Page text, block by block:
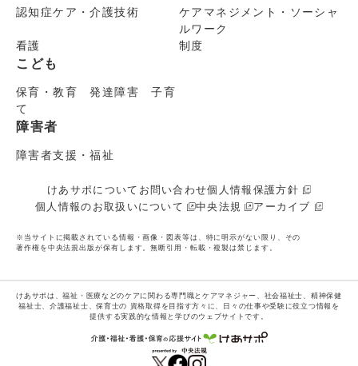
認知症ケア・介護技術
ケアマネジメント・ソーシャ
ルワーク
看護
制度
こども
保育・教育 発達障害 子育
て
障害者
障害者支援・福祉
けあサポについて お問い合わせ個人情報保護方針
個人情報のお取扱いについて
中央法規 アーカイブ
※当サイトに掲載されている情報・画像・図表等は、特に明示がない限り、その
著作権を中央法規出版が保有します。無断引用・転載・複製は禁じます。
けあサポは、福祉・医療などのケアに関わる専門職とケアマネジャー、社会福祉士、精神保健
福祉士、介護福祉士、保育士の 資格取得を目指す方々に、日々の仕事や受験に役立つ情報を
提供する実践的な情報と学びのウェブサイトです。